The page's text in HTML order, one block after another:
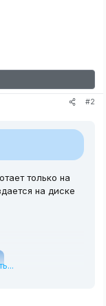
#2
только на
на диске